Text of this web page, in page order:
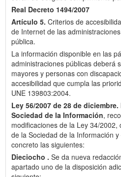
Real Decreto 1494/2007
Artículo 5. Criterios de
de Internet de las
pública.
La información disponible en las
administraciones públicas deberá
mayores y personas con
accesibilidad que cumpla las
UNE 139803:2004.
Ley 56/2007 de 28 de diciembre.
Sociedad de la Información,
modificaciones de la Ley 34/
de la Sociedad de la Información
concreto las siguientes:
Dieciocho . Se da nueva
apartado uno de la disposición